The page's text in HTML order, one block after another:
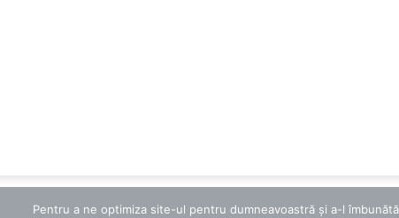
Pentru a ne optimiza site-ul pentru dumneavoastră și a-l